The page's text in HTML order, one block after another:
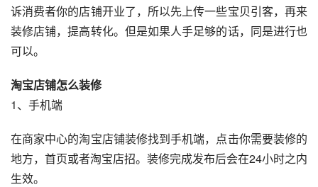
诉消费者你的店铺开业了，所以先上传一些宝贝引客，再来
装修店铺，提高转化。但是如果人手足够的话，同是进行也
可以。
淘宝店铺怎么装修
1、手机端
在商家中心的淘宝店铺装修找到手机端，点击你需要装修的
地方，首页或者淘宝店招。装修完成发布后会在24小时之内
生效。